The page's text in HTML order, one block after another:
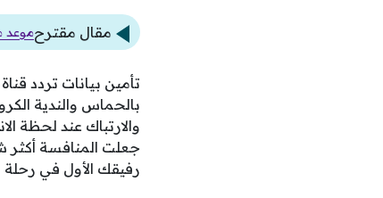
مقال مقترحموعد
بالحماس والندية
والارتباك عند لحظة
رفيقك الأول في